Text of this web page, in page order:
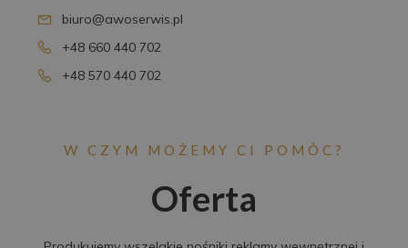
biuro@awoserwis.pl
+48 660 440 702
+48 570 440 702
W CZYM MOŻEMY CI POMÓC?
Oferta